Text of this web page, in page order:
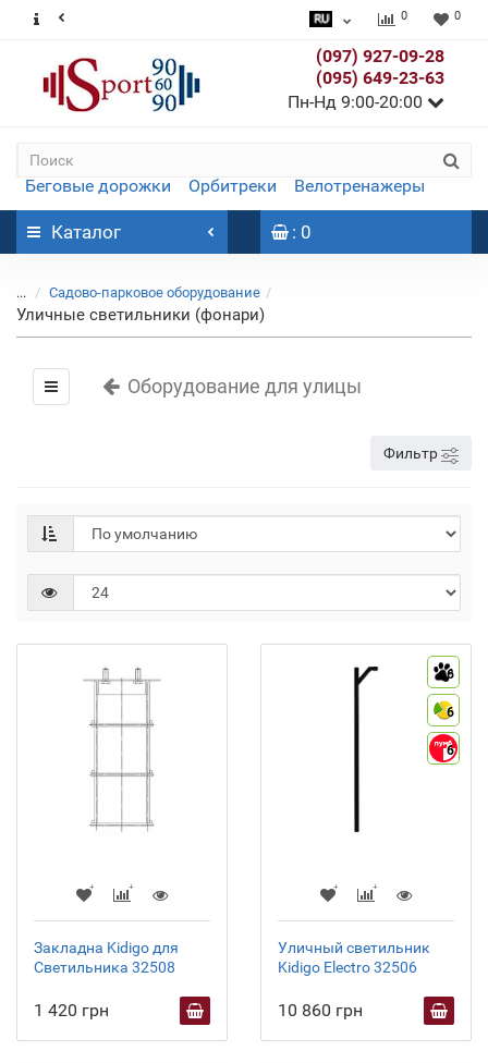
0 0
(097) 927-09-28
(095) 649-23-63
Пн-Нд 9:00-20:00
Беговые дорожки Орбитреки Велотренажеры
Каталог : 0
... Садово-парковое оборудование
Уличные светильники (фонари)
Оборудование для улицы
Фильтр
Закладна Kidigo для
Светильника 32508
1 420 грн
6
6
6
Уличный светильник
Kidigo Electro 32506
10 860 грн